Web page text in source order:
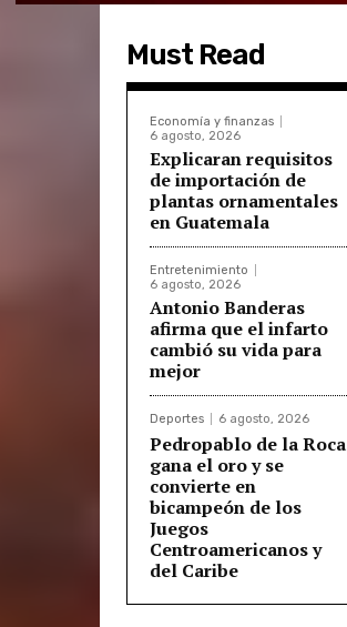
Must Read
Economía y finanzas
6 agosto, 2026
Explicaran requisitos
de importación de
plantas ornamentales
en Guatemala
Entretenimiento
6 agosto, 2026
Antonio Banderas
afirma que el infarto
cambió su vida para
mejor
Deportes 6 agosto, 2026
Pedropablo de la Roca
gana el oro y se
convierte en
bicampeón de los
Juegos
Centroamericanos y
del Caribe